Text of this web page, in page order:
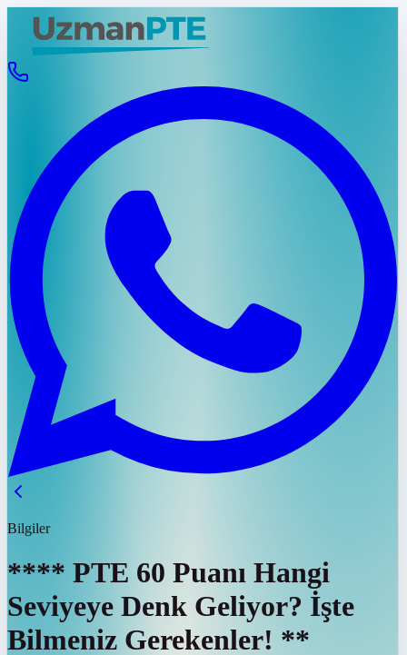
Bilgiler
**** PTE 60 Puanı Hangi
Seviyeye Denk Geliyor? İşte
Bilmeniz Gerekenler! **